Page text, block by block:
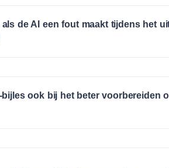
als de AI een fout maakt tijdens het
bijles ook bij het beter voorbereiden